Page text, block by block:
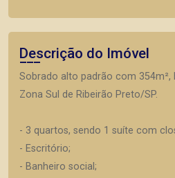
Descrição do Imóvel
Sobrado alto padrão com 354m²,
Zona Sul de Ribeirão Preto/SP.
- 3 quartos, sendo 1 suíte com
- Escritório;
- Banheiro social;